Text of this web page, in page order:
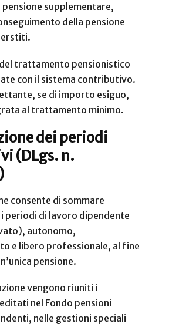
pensione supplementare,
della pensione
trattamento pensionistico
con il sistema contributivo.
se di importo esiguo,
al trattamento minimo.
dei periodi
(DLgs. n.
consente di sommare
periodi di lavoro dipendente
autonomo,
e libero professionale, al fine
pensione.
vengono riuniti i
nel Fondo pensioni
nelle gestioni speciali